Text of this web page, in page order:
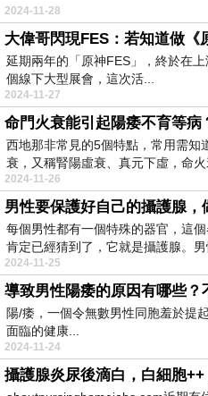
2024-11-28
延期兩年的「原神FES」，終於在
個線下大型展會，這次活...
2024-11-27
命門火衰能引起陽痿不育等病
西地那非常見的5個特點，常用需知
衰，又稱腎陽虛衰、真元下虛，命火
2024-11-26
每個男性都有一個特殊的器官，這
肯定已經猜到了，它就是攝護腺。男
2024-11-25
導致男性陽痿的原因有哪些？
陽/痿，一個令無數男性同胞羞於提
面臨的健康...
2024-11-24
攝護腺炎尿後滴白，白細胞